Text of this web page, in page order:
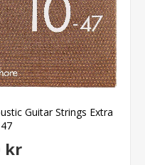
Guitar Strings Extra
kr